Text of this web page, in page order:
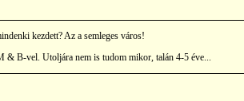
kezdett? Az a semleges város!
& B-vel. Utoljára nem is tudom mikor, talán 4-5 éve...